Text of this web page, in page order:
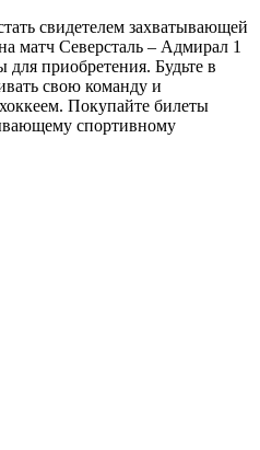
свидетелем захватывающей
матч Северсталь – Адмирал 1
для приобретения. Будьте в
свою команду и
Покупайте билеты
спортивному